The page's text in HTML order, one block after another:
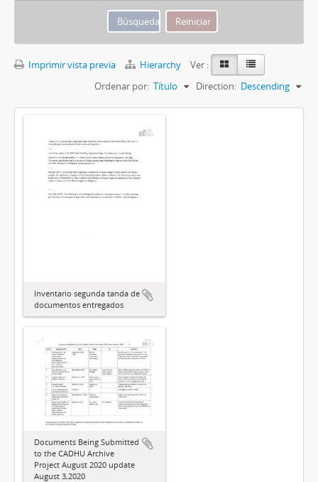
Imprimir vista previa Hierarchy
Ver :
Ordenar por: Título Direction: Descending
Inventario segunda tanda de
documentos entregados
Documents Being Submitted
to the CADHU Archive
Project August 2020 update
August 3,2020